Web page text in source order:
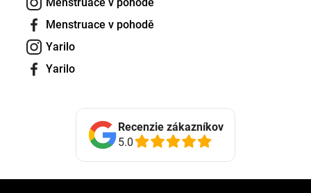
Menstruace v pohodě
Yarilo
Yarilo
Recenzie zákazníkov
5.0